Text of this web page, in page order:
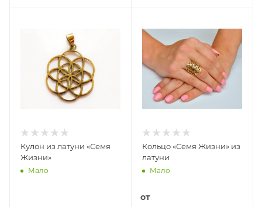
Кулон из латуни «Семя
Жизни»
Мало
Кольцо «Семя Жизни» из
латуни
Мало
от